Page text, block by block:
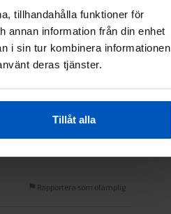
tillhandahålla funktioner för
annan information från din enhet
i sin tur kombinera informationen
deras tjänster.
Tillåt alla
Rapportera som olämplig
Rapportera som olämplig